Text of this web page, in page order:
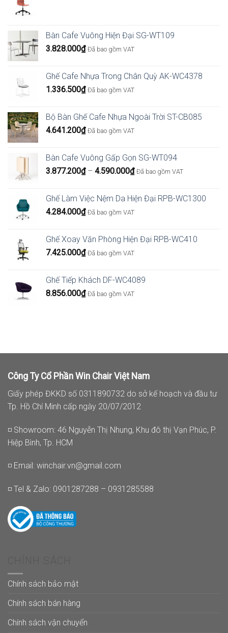
Bàn Cafe Vuông Hiện Đại SG-WT109
3.828.000₫ Đã bao gồm VAT
Ghế Cafe Nhựa Trong Chân Quỳ AK-WC4378
1.336.500₫ Đã bao gồm VAT
Bộ Bàn Ghế Cafe Nhựa Ngoài Trời ST-CB085
4.641.200₫ Đã bao gồm VAT
Bàn Cafe Vuông Gấp Gọn SG-WT094
3.877.200₫ – 4.590.000₫Khoảng
3.877.200₫
đến
Đã bao gồm VAT
Ghế Làm Việc Nệm Da Hiện Đại RPB-WC1300
4.284.000₫ Đã bao gồm VAT
Ghế Xoay Văn Phòng Hiện Đại RPB-WC410
7.425.000₫ Đã bao gồm VAT
Ghế Tiếp Khách DF-WC4089
8.856.000₫ Đã bao gồm VAT
Công Ty Cổ Phần Win Chair Việt Nam
Giấy phép ĐKKD số 0311890732 do sở kế hoạch và đầu tư
Tp. Hồ Chí Minh cấp ngày 20/07/2012
◽ Showroom: 46 Nguyễn Thị Nhung, Khu đô thị Vạn Phúc, P.
Hiệp Bình, Tp. HCM
◽ Email: winchair.vn@gmail.com
◽ Tel & Zalo: 0901287288 – 0931285588
Chính sách bảo mật
Chính sách bán hàng
Chính sách vận chuyển